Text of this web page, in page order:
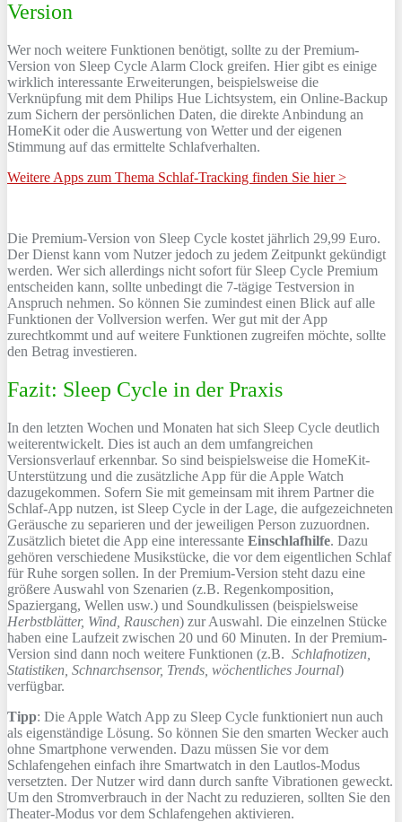
Version
Wer noch weitere Funktionen benötigt, sollte zu der Premium-
Version von Sleep Cycle Alarm Clock greifen. Hier gibt es einige
wirklich interessante Erweiterungen, beispielsweise die
Verknüpfung mit dem Philips Hue Lichtsystem, ein Online-Backup
zum Sichern der persönlichen Daten, die direkte Anbindung an
HomeKit oder die Auswertung von Wetter und der eigenen
Stimmung auf das ermittelte Schlafverhalten.
Weitere Apps zum Thema Schlaf-Tracking finden Sie hier >
Die Premium-Version von Sleep Cycle kostet jährlich 29,99 Euro.
Der Dienst kann vom Nutzer jedoch zu jedem Zeitpunkt gekündigt
werden. Wer sich allerdings nicht sofort für Sleep Cycle Premium
entscheiden kann, sollte unbedingt die 7-tägige Testversion in
Anspruch nehmen. So können Sie zumindest einen Blick auf alle
Funktionen der Vollversion werfen. Wer gut mit der App
zurechtkommt und auf weitere Funktionen zugreifen möchte, sollte
den Betrag investieren.
Fazit: Sleep Cycle in der Praxis
In den letzten Wochen und Monaten hat sich Sleep Cycle deutlich
weiterentwickelt. Dies ist auch an dem umfangreichen
Versionsverlauf erkennbar. So sind beispielsweise die HomeKit-
Unterstützung und die zusätzliche App für die Apple Watch
dazugekommen. Sofern Sie mit gemeinsam mit ihrem Partner die
Schlaf-App nutzen, ist Sleep Cycle in der Lage, die aufgezeichneten
Geräusche zu separieren und der jeweiligen Person zuzuordnen.
Zusätzlich bietet die App eine interessante Einschlafhilfe. Dazu
gehören verschiedene Musikstücke, die vor dem eigentlichen Schlaf
für Ruhe sorgen sollen. In der Premium-Version steht dazu eine
größere Auswahl von Szenarien (z.B. Regenkomposition,
Spaziergang, Wellen usw.) und Soundkulissen (beispielsweise
Herbstblätter, Wind, Rauschen) zur Auswahl. Die einzelnen Stücke
haben eine Laufzeit zwischen 20 und 60 Minuten. In der Premium-
Version sind dann noch weitere Funktionen (z.B. Schlafnotizen,
Statistiken, Schnarchsensor, Trends, wöchentliches Journal)
verfügbar.
Tipp: Die Apple Watch App zu Sleep Cycle funktioniert nun auch
als eigenständige Lösung. So können Sie den smarten Wecker auch
ohne Smartphone verwenden. Dazu müssen Sie vor dem
Schlafengehen einfach ihre Smartwatch in den Lautlos-Modus
versetzten. Der Nutzer wird dann durch sanfte Vibrationen geweckt.
Um den Stromverbrauch in der Nacht zu reduzieren, sollten Sie den
Theater-Modus vor dem Schlafengehen aktivieren.